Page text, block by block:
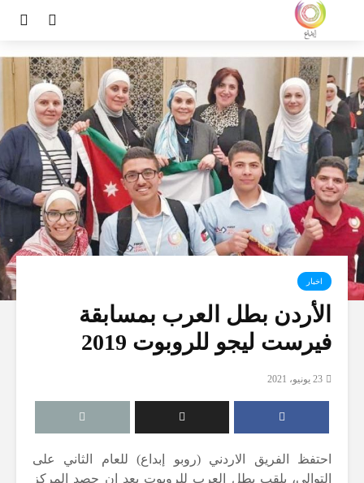
اخبار
الأردن بطل العرب بمسابقة
فيرست ليجو للروبوت 2019
23 يونيو، 2021
احتفظ الفريق الاردني (روبو إبداع) للعام الثاني على
التوالي، بلقب بطل العرب للروبوت بعد ان حصد المركز